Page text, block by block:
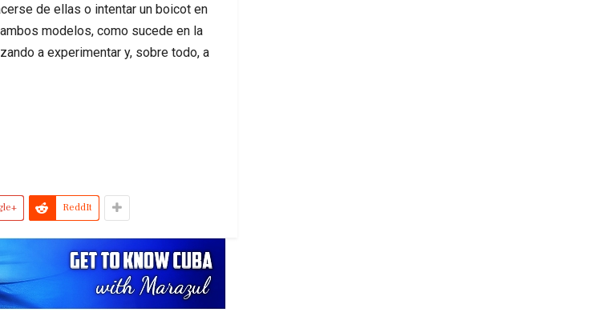
de ellas o intentar un boicot en
modelos, como sucede en la
a experimentar y, sobre todo, a
ReddIt